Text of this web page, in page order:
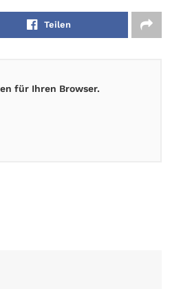
Teilen
für Ihren Browser.